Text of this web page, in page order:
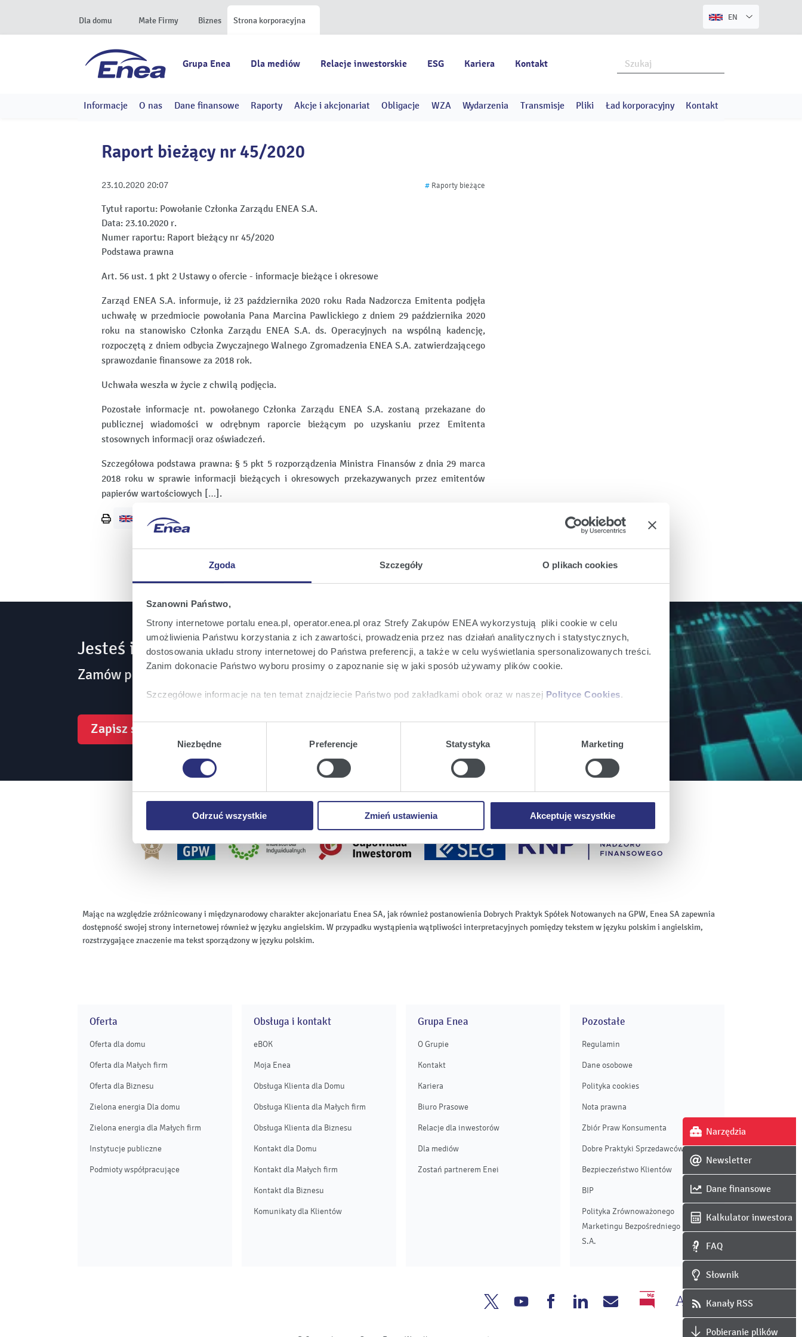
Zgoda Szczegóły O plikach cookies
Szanowni Państwo,
Strony internetowe portalu enea.pl, operator.enea.pl oraz Strefy Zakupów ENEA wykorzystują pliki cookie w celu
umożliwienia Państwu korzystania z ich zawartości, prowadzenia przez nas działań analitycznych i statystycznych,
dostosowania układu strony internetowej do Państwa preferencji, a także w celu wyświetlania spersonalizowanych treści.
Zanim dokonacie Państwo wyboru prosimy o zapoznanie się w jaki sposób używamy plików cookie.
Szczegółowe informacje na ten temat znajdziecie Państwo pod zakładkami obok oraz w naszej Polityce Cookies.
KlikającAkceptuję wszystkiewyrażają Państwo zgodę na umieszczenie wszystkich rodzajów plików cookie z
Zmień ustawienia
, możecie Państwo wybrać jakie rodzaje plików cookie będziemy umieszczać w Państwa
urządzeniu.
KlikającOdrzuć wszystkie
, odmawiacie Państwo zgody na instalację plików cookie – odmowa ta nie dotyczy jednak
plików cookie niezbędnych do prawidłowego wyświetlania i działania naszych stron internetowych.
Wybór
zgody
Niezbędne Preferencje Statystyka Marketing
Odrzuć wszystkie Zmień ustawienia Akceptuję wszystkie
Dla domu Małe Firmy Biznes Strona korporacyjna EN
Grupa Enea Dla mediów Relacje inwestorskie ESG Kariera Kontakt
Informacje O nas Dane finansowe Raporty Akcje i akcjonariat Obligacje WZA Wydarzenia Transmisje Pliki Ład korporacyjny Kontakt
Narzędzia
Newsletter
Dane finansowe
Kalkulator inwestora
FAQ
Słownik
Kanały RSS
Pobieranie plików
Raport bieżący nr 45/2020
23.10.2020 20:07 # Raporty bieżące
Tytuł raportu: Powołanie Członka Zarządu ENEA S.A.
Data: 23.10.2020 r.
Numer raportu: Raport bieżący nr 45/2020
Podstawa prawna
Art. 56 ust. 1 pkt 2 Ustawy o ofercie - informacje bieżące i okresowe
Zarząd ENEA S.A. informuje, iż 23 października 2020 roku Rada Nadzorcza Emitenta podjęła
uchwałę w przedmiocie powołania Pana Marcina Pawlickiego z dniem 29 października 2020
roku na stanowisko Członka Zarządu ENEA S.A. ds. Operacyjnych na wspólną kadencję,
rozpoczętą z dniem odbycia Zwyczajnego Walnego Zgromadzenia ENEA S.A. zatwierdzającego
sprawozdanie finansowe za 2018 rok.
Uchwała weszła w życie z chwilą podjęcia.
Pozostałe informacje nt. powołanego Członka Zarządu ENEA S.A. zostaną przekazane do
publicznej wiadomości w odrębnym raporcie bieżącym po uzyskaniu przez Emitenta
stosownych informacji oraz oświadczeń.
Szczegółowa podstawa prawna: § 5 pkt 5 rozporządzenia Ministra Finansów z dnia 29 marca
2018 roku w sprawie informacji bieżących i okresowych przekazywanych przez emitentów
papierów wartościowych […].
Jesteś inwestorem? Bądź na bieżąco!
Zamów powiadomienia mailowe o wszystkich istotnych informacjach ważnych dla inwestorów.
Zapisz się
Mając na względzie zróżnicowany i międzynarodowy charakter akcjonariatu Enea SA, jak również postanowienia Dobrych Praktyk Spółek Notowanych na GPW, Enea SA zapewnia
dostępność swojej strony internetowej również w języku angielskim. W przypadku wystąpienia wątpliwości interpretacyjnych pomiędzy tekstem w języku polskim i angielskim,
rozstrzygające znaczenie ma tekst sporządzony w języku polskim.
Oferta
Oferta dla domu
Oferta dla Małych firm
Oferta dla Biznesu
Zielona energia Dla domu
Zielona energia dla Małych firm
Instytucje publiczne
Podmioty współpracujące
Obsługa i kontakt
eBOK
Moja Enea
Obsługa Klienta dla Domu
Obsługa Klienta dla Małych firm
Obsługa Klienta dla Biznesu
Kontakt dla Domu
Kontakt dla Małych firm
Kontakt dla Biznesu
Komunikaty dla Klientów
Grupa Enea
O Grupie
Kontakt
Kariera
Biuro Prasowe
Relacje dla inwestorów
Dla mediów
Zostań partnerem Enei
Pozostałe
Regulamin
Dane osobowe
Polityka cookies
Nota prawna
Zbiór Praw Konsumenta
Dobre Praktyki Sprzedawców
Bezpieczeństwo Klientów
BIP
Polityka Zrównoważonego
Marketingu Bezpośredniego Enei
S.A.
Enea Enea
Enea Enea NapiszBIP
Zmień
rozmiar
Wersja
czarno-